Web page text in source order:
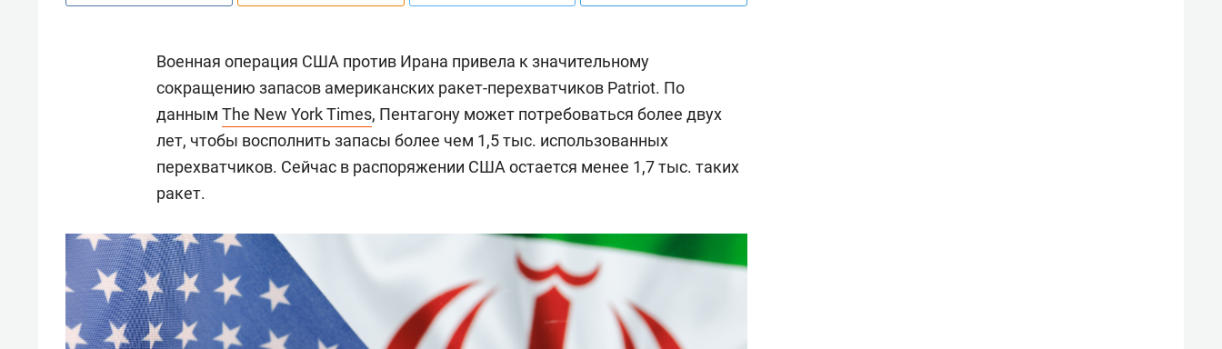
Военная операция США против Ирана привела к значительному
сокращению запасов американских ракет-перехватчиков Patriot. По
данным The New York Times, Пентагону может потребоваться более двух
лет, чтобы восполнить запасы более чем 1,5 тыс. использованных
перехватчиков. Сейчас в распоряжении США остается менее 1,7 тыс. таких
ракет.